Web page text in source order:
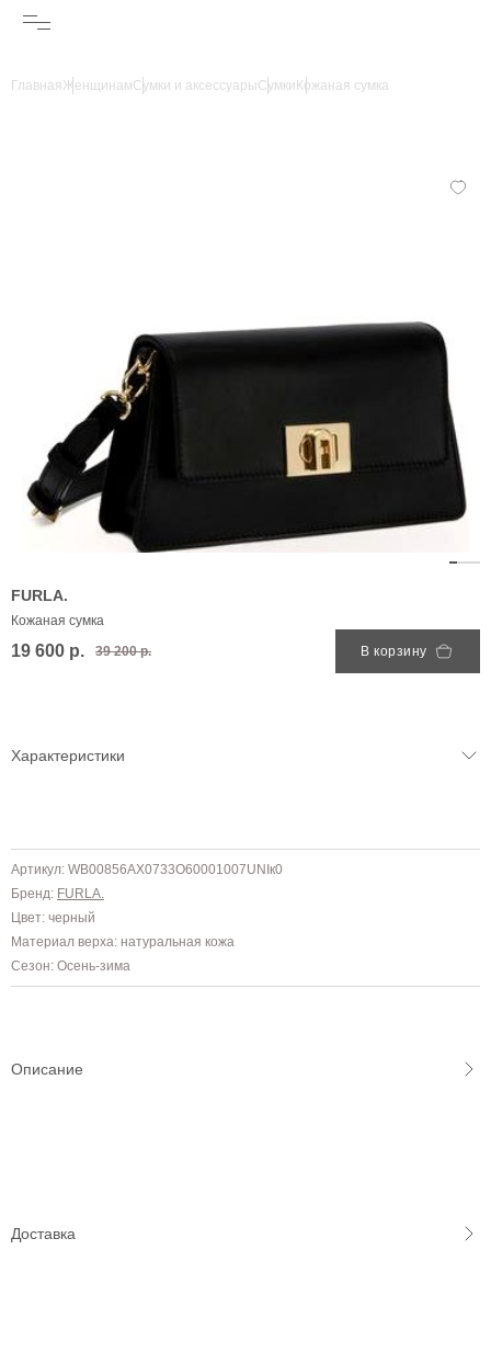
ГлавнаяЖенщинамСумки и аксессуарыСумки Кожаная сумка
FURLA.
Кожаная сумка
19 600 р. 39 200 р. В корзину
Характеристики
Артикул: WB00856AX0733O60001007UNIк0
Бренд: FURLA.
Цвет: черный
Материал верха: натуральная кожа
Сезон: Осень-зима
Описание
Доставка